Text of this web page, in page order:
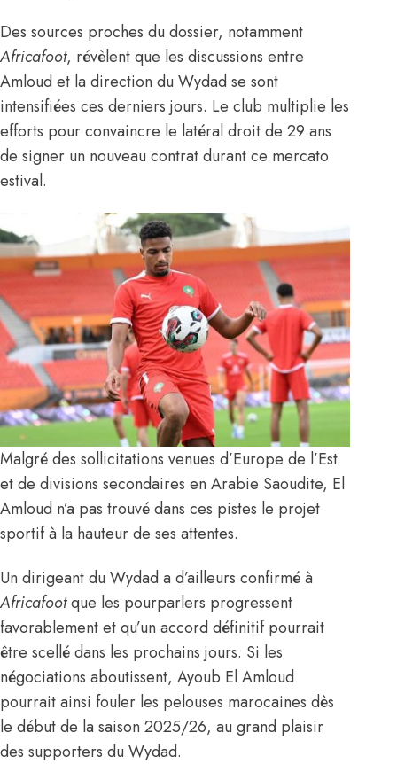
Des sources proches du dossier, notamment
Africafoot, révèlent que les discussions entre
Amloud et la direction du Wydad se sont
intensifiées ces derniers jours. Le club multiplie les
efforts pour convaincre le latéral droit de 29 ans
de signer un nouveau contrat durant ce mercato
estival.
Malgré des sollicitations venues d’Europe de l’Est
et de divisions secondaires en Arabie Saoudite, El
Amloud n’a pas trouvé dans ces pistes le projet
sportif à la hauteur de ses attentes.
Un dirigeant du Wydad a d’ailleurs confirmé à
Africafootque les pourparlers progressent
favorablement et qu’un accord définitif pourrait
être scellé dans les prochains jours. Si les
négociations aboutissent, Ayoub El Amloud
pourrait ainsi fouler les pelouses marocaines dès
le début de la saison 2025/26, au grand plaisir
des supporters du Wydad.